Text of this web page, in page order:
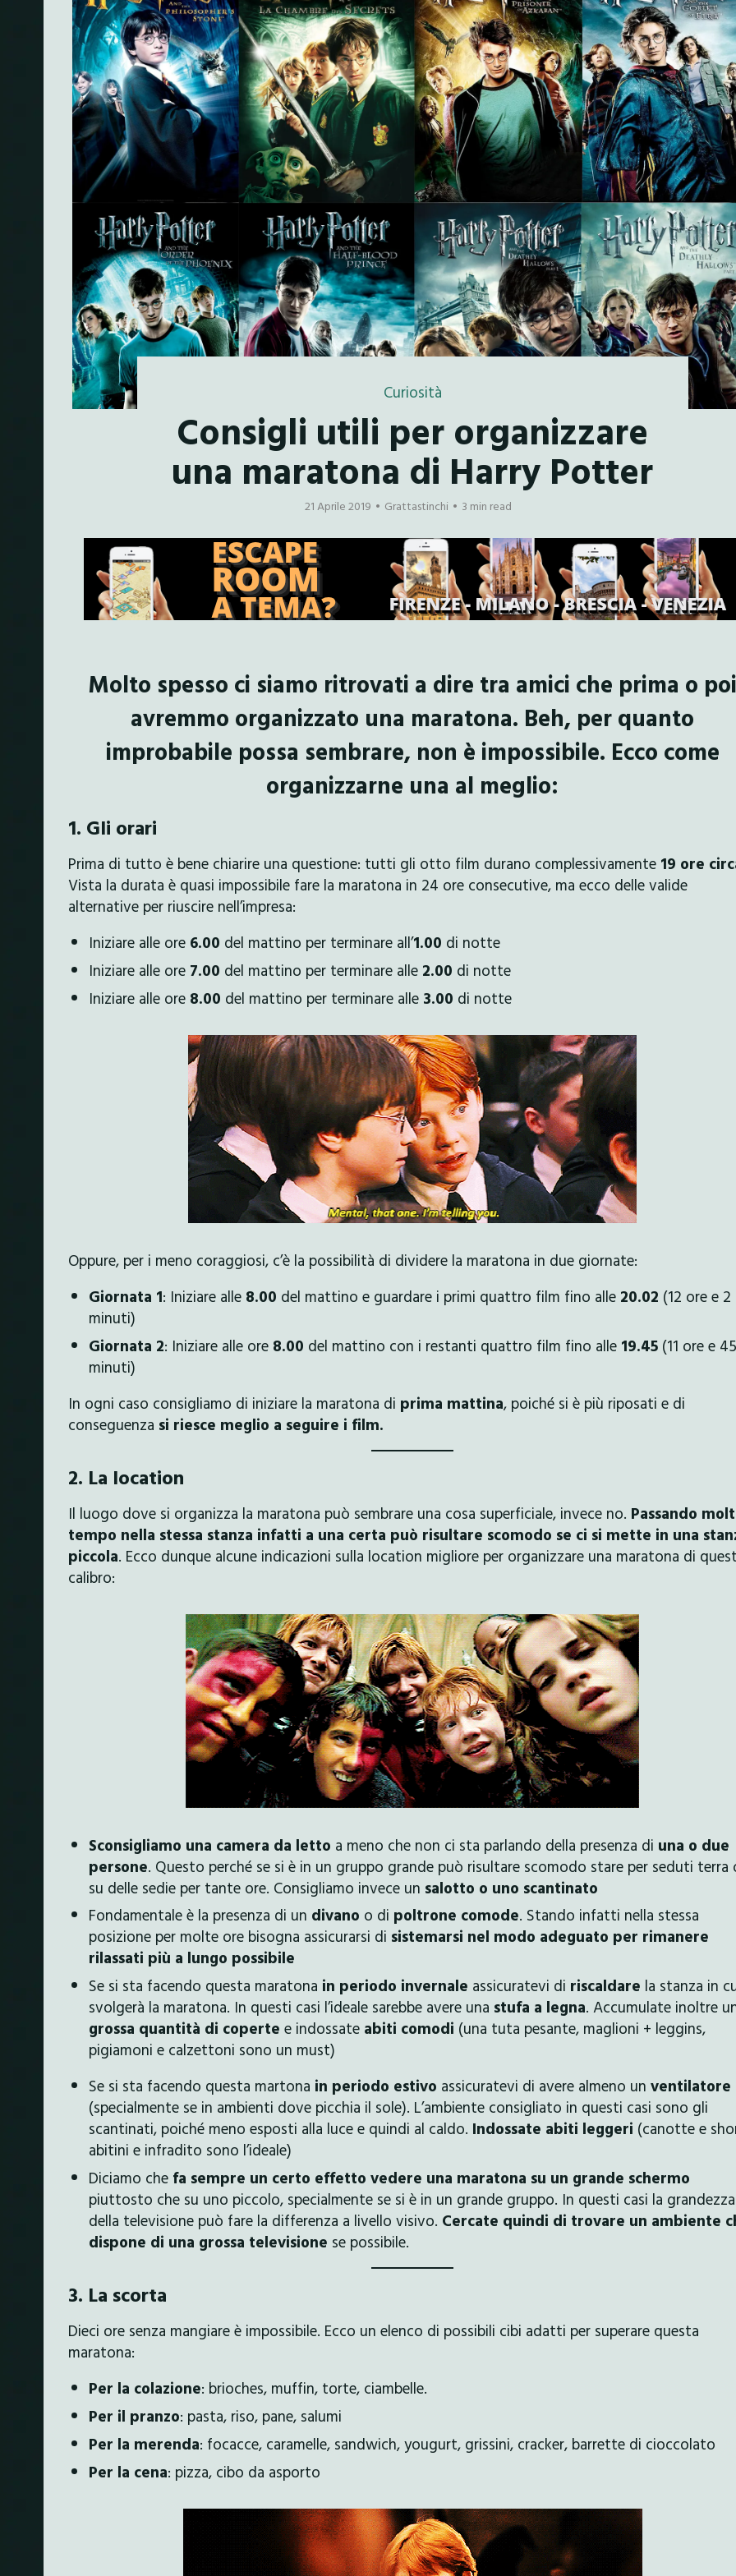
Curiosità
Consigli utili per organizzare
una maratona di Harry Potter
21 Aprile 2019 Grattastinchi 3 min read
Molto spesso ci siamo ritrovati a dire tra amici che prima o
avremmo organizzato una maratona. Beh, per quanto
improbabile possa sembrare, non è impossibile. Ecco come
organizzarne una al meglio:
1. Gli orari
Prima di tutto è bene chiarire una questione: tutti gli otto film durano complessivamente 19 ore
Vista la durata è quasi impossibile fare la maratona in 24 ore consecutive, ma ecco delle valide
alternative per riuscire nell’impresa:
Iniziare alle ore 6.00 del mattino per terminare all’1.00 di notte
Iniziare alle ore 7.00 del mattino per terminare alle 2.00 di notte
Iniziare alle ore8.00 del mattino per terminare alle 3.00 di notte
Oppure, per i meno coraggiosi, c’è la possibilità di dividere la maratona in due giornate:
Giornata 1: Iniziare alle 8.00 del mattino e guardare i primi quattro film fino alle 20.02 (12 ore e 2
minuti)
Giornata 2: Iniziare alle ore 8.00 del mattino con i restanti quattro film fino alle 19.45(11 ore e 45
minuti)
In ogni caso consigliamo di iniziare la maratona di prima mattina, poiché si è più riposati e di
conseguenza si riesce meglio a seguire i film.
2. La location
Il luogo dove si organizza la maratona può sembrare una cosa superficiale, invece no. Passando
tempo nella stessa stanza infatti a una certa può risultare scomodo se ci si mette in una
piccola. Ecco dunque alcune indicazioni sulla location migliore per organizzare una maratona di
calibro:
Sconsigliamo una camera da letto a meno che non ci sta parlando della presenza di una o due
persone. Questo perché se si è in un gruppo grande può risultare scomodo stare per seduti terra
su delle sedie per tante ore. Consigliamo invece un salotto o uno scantinato
Fondamentale è la presenza di un divano o di poltrone comode. Stando infatti nella stessa
posizione per molte ore bisogna assicurarsi di sistemarsi nel modo adeguato per rimanere
rilassati più a lungo possibile
Se si sta facendo questa maratona in periodo invernale assicuratevi di riscaldare la stanza in
svolgerà la maratona. In questi casi l’ideale sarebbe avere una stufa a legna. Accumulate inoltre
grossa quantità di coperte e indossate abiti comodi (una tuta pesante, maglioni + leggins,
pigiamoni e calzettoni sono un must)
Se si sta facendo questa martona in periodo estivo assicuratevi di avere almeno un ventilatore
(specialmente se in ambienti dove picchia il sole). L’ambiente consigliato in questi casi sono gli
scantinati, poiché meno esposti alla luce e quindi al caldo. Indossate abiti leggeri (canotte e
abitini e infradito sono l’ideale)
Diciamo che fa sempre un certo effetto vedere una maratona su un grande schermo
piuttosto che su uno piccolo, specialmente se si è in un grande gruppo. In questi casi la grandezza
della televisione può fare la differenza a livello visivo. Cercate quindi di trovare un ambiente
dispone di una grossa televisione se possibile.
3. La scorta
Dieci ore senza mangiare è impossibile. Ecco un elenco di possibili cibi adatti per superare questa
maratona:
Per la colazione: brioches, muffin, torte, ciambelle.
Per il pranzo: pasta, riso, pane, salumi
Per la merenda: focacce, caramelle, sandwich, yougurt, grissini, cracker, barrette di cioccolato
Per la cena: pizza, cibo da asporto